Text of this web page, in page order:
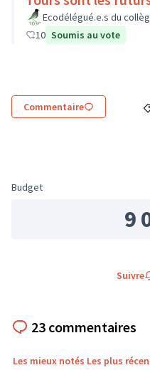
Ecodélégué.e.s du
10 Soumis au vote
Commentaire
Budget
9
Suivre
23 commentaires
Les mieux notés Les plus